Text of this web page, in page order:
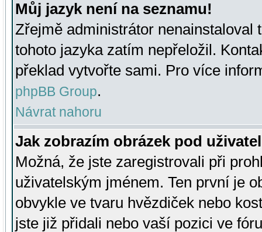
Můj jazyk není na seznamu!
Zřejmě administrátor nenainstaloval
tohoto jazyka zatím nepřeložil.
překlad vytvořte sami. Pro více
phpBB Group.
Návrat nahoru
Jak zobrazím obrázek pod
Možná, že jste zaregistrovali při
uživatelským jménem. Ten první je
obvykle ve tvaru hvězdiček nebo
jste již přidali nebo vaší pozici ve